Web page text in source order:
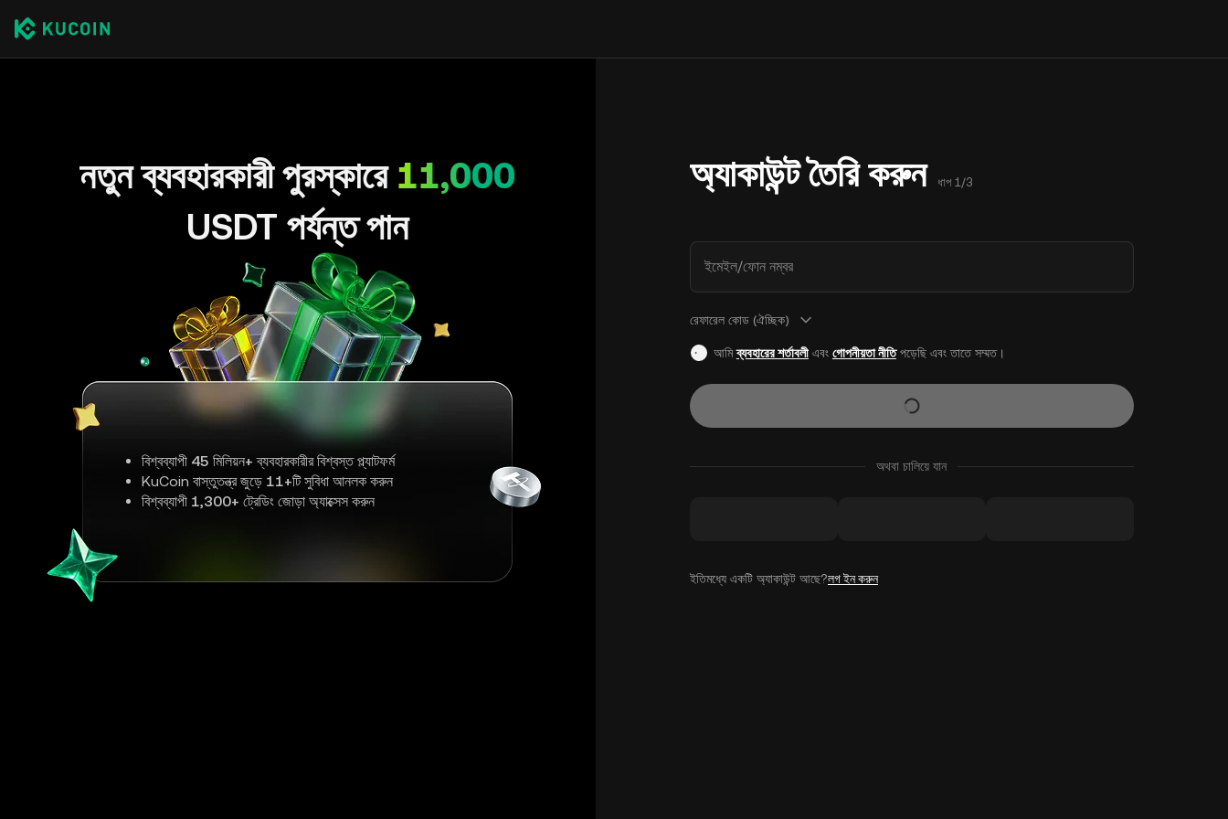
নতুন ব্যবহারকারী পুরস্কারে 11,000
USDT পর্যন্ত পান
বিশ্বব্যাপী 45 মিলিয়ন+ ব্যবহারকারীর বিশ্বস্ত প্ল্যাটফর্ম
KuCoin বাস্তুতন্ত্র জুড়ে 11+টি সুবিধা আনলক করুন
বিশ্বব্যাপী 1,300+ ট্রেডিং জোড়া অ্যাক্সেস করুন
অ্যাকাউন্ট তৈরি করুন ধাপ 1/3
ইমেইল/ফোন নম্বর
রেফারেল কোড (ঐচ্ছিক)
আমিব্যবহারের শর্তাবলীএবং গোপনীয়তা নীতিপড়েছি এবং তাতে সম্মত।
অথবা চালিয়ে যান
ইতিমধ্যে একটি অ্যাকাউন্ট আছে?লগ ইন করুন